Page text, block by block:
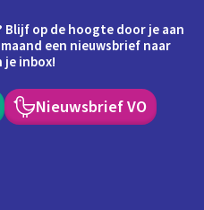
op de hoogte door je aan
een nieuwsbrief naar
je inbox!
Nieuwsbrief VO